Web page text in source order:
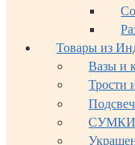
Товары из
Вазы и
Трости